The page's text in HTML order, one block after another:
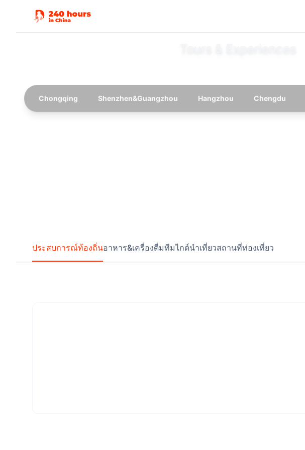
Chongqing Shenzhen&Guangzhou Hangzhou Chengdu
ประสบการณ์ท้องถิ่นอาหาร&เครื่องดื่มทีมไกด์นำเที่ยวสถานที่ท่องเที่ยว